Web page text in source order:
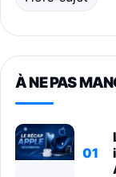
À NE PAS
01